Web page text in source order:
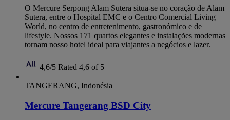
O Mercure Serpong Alam Sutera situa-se no coração de Alam
Sutera, entre o Hospital EMC e o Centro Comercial Living
World, no centro de entretenimento, gastronómico e de
lifestyle. Nossos 171 quartos elegantes e instalações modernas
tornam nosso hotel ideal para viajantes a negócios e lazer.
4,6/5 Rated 4,6 of 5
TANGERANG, Indonésia
Mercure Tangerang BSD City